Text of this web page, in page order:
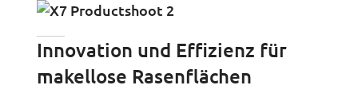
Innovation und Effizienz für
makellose Rasenflächen